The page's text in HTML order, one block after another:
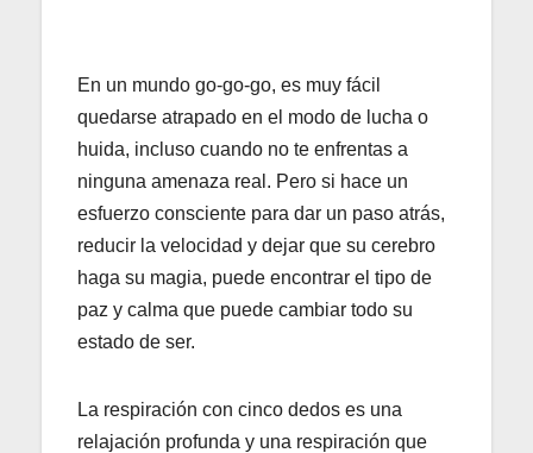
En un mundo go-go-go, es muy fácil
quedarse atrapado en el modo de lucha o
huida, incluso cuando no te enfrentas a
ninguna amenaza real. Pero si hace un
esfuerzo consciente para dar un paso atrás,
reducir la velocidad y dejar que su cerebro
haga su magia, puede encontrar el tipo de
paz y calma que puede cambiar todo su
estado de ser.
La respiración con cinco dedos es una
relajación profunda y una respiración que